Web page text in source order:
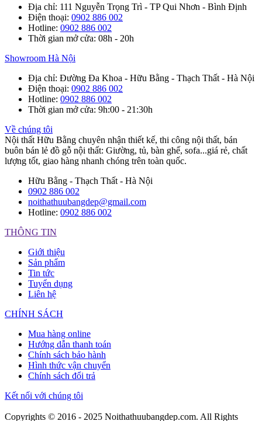
Địa chỉ: 111 Nguyễn Trọng Trì - TP Qui Nhơn - Bình Định
Điện thoại: 0902 886 002
Hotline: 0902 886 002
Thời gian mở cửa: 08h - 20h
Showroom Hà Nội
Địa chỉ: Đường Đa Khoa - Hữu Bằng - Thạch Thất - Hà Nội
Điện thoại: 0902 886 002
Hotline: 0902 886 002
Thời gian mở cửa: 9h:00 - 21:30h
Về chúng tôi
Nội thất Hữu Bằng chuyên nhận thiết kế, thi công nội thất, bán
buôn bán lẻ đồ gỗ nội thất: Giường, tủ, bàn ghế, sofa...giá rẻ, chất
lượng tốt, giao hàng nhanh chóng trên toàn quốc.
Hữu Bằng - Thạch Thất - Hà Nội
0902 886 002
noithathuubangdep@gmail.com
Hotline: 0902 886 002
THÔNG TIN
Giới thiệu
Sản phẩm
Tin tức
Tuyển dụng
Liên hệ
CHÍNH SÁCH
Mua hàng online
Hướng dẫn thanh toán
Chính sách bảo hành
Hình thức vận chuyển
Chính sách đổi trả
Kết nối với chúng tôi
Copyrights © 2016 - 2025 Noithathuubangdep.com. All Rights